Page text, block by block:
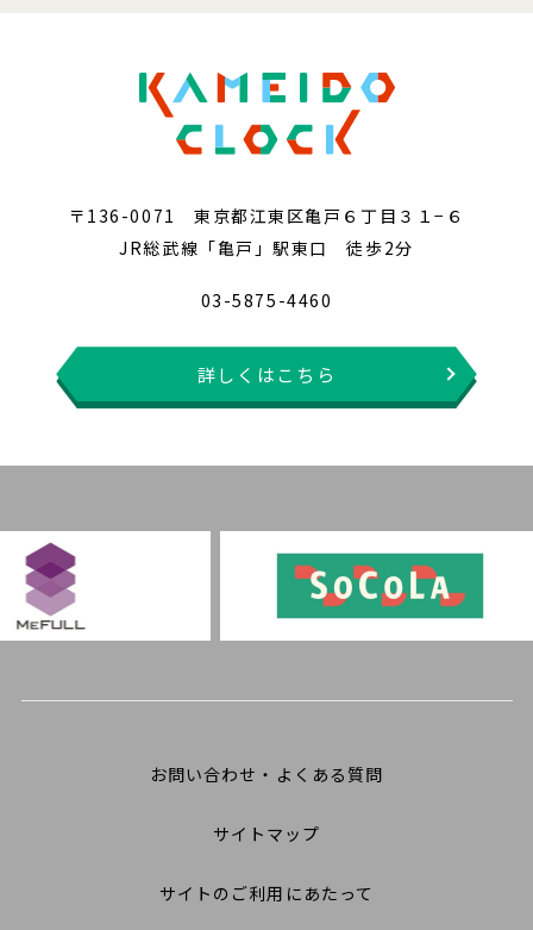
〒136-0071 東京都江東区亀戸６丁目３１−６
JR総武線「亀戸」駅東口 徒歩2分
03-5875-4460
詳しくはこちら
お問い合わせ・よくある質問
サイトマップ
サイトのご利用にあたって